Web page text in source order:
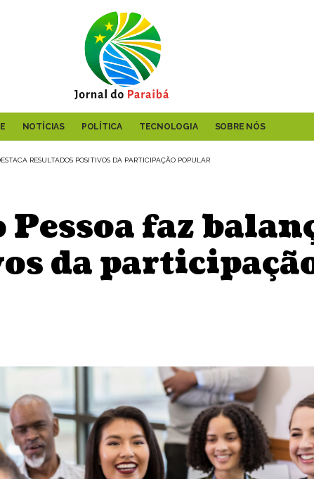
NOTÍCIAS POLÍTICA TECNOLOGIA SOBRE NÓS
RESULTADOS POSITIVOS DA PARTICIPAÇÃO POPULAR
faz
da